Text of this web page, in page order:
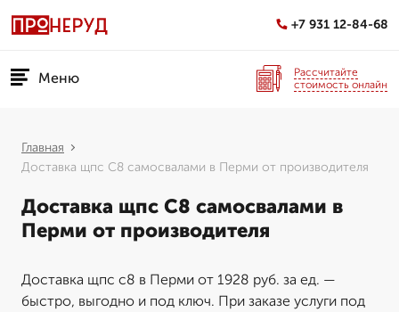
+7 931 12-84-68
Меню
Рассчитайте
стоимость онлайн
Главная
Доставка щпс С8 самосвалами в Перми от производителя
Доставка щпс С8 самосвалами в
Перми от производителя
Доставка щпс с8 в Перми от 1928 руб. за ед. —
быстро, выгодно и под ключ. При заказе услуги под